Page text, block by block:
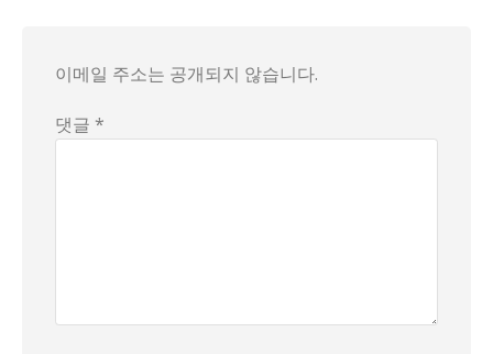
이메일 주소는 공개되지 않습니다.
댓글 *